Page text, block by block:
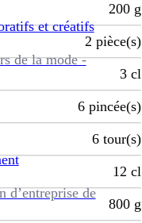
et créatifs
de la mode -
d’entreprise de
200 g
2 pièce(s)
3 cl
6 pincée(s)
6 tour(s)
12 cl
800 g